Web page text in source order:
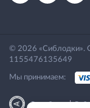
© 2026 «Сиблодки».
1155476135649
Мы принимаем:
Разработка|Веб-